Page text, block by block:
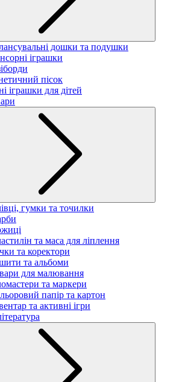
дошки та подушки
іграшки
пісок
іграшки для дітей
гумки та точилки
та маса для ліплення
та коректори
та альбоми
для малювання
та маркери
папір та картон
та активні ігри